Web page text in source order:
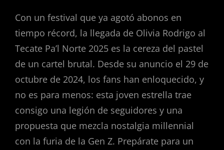
Con un festival que ya agotó abonos en
tiempo récord, la llegada de Olivia Rodrigo al
Tecate Pa’l Norte 2025 es la cereza del pastel
de un cartel brutal. Desde su anuncio el 29 de
octubre de 2024, los fans han enloquecido, y
no es para menos: esta joven estrella trae
consigo una legión de seguidores y una
propuesta que mezcla nostalgia millennial
con la furia de la Gen Z. Prepárate para un